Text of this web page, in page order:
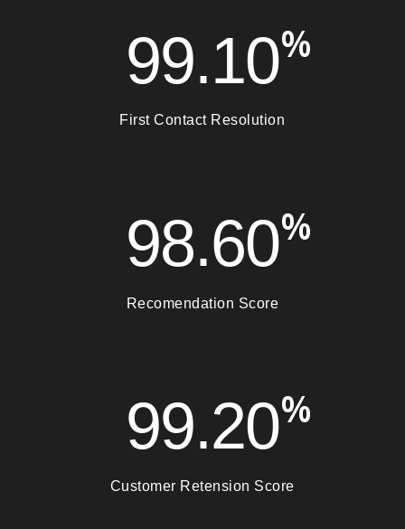
99.10%
First Contact Resolution
98.60%
Recomendation Score
99.20%
Customer Retension Score